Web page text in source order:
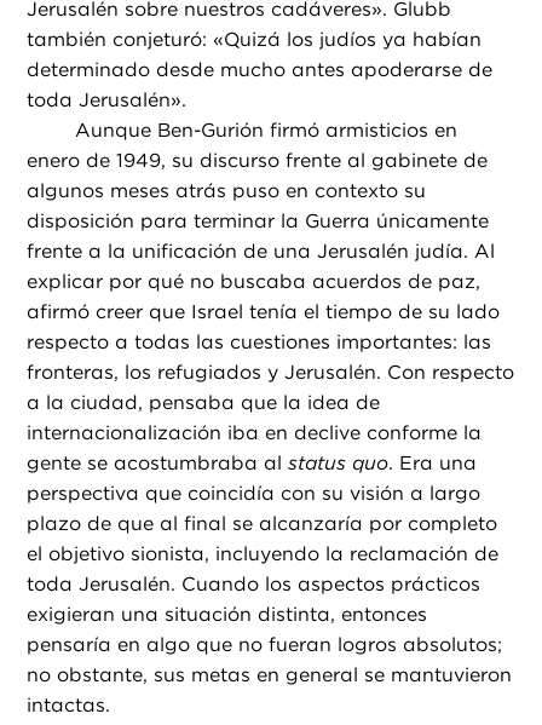
Jerusalén sobre nuestros cadáveres». Glubb
también conjeturó: «Quizá los judíos ya habían
determinado desde mucho antes apoderarse de
toda Jerusalén».
Aunque Ben-Gurión firmó armisticios en
enero de 1949, su discurso frente al gabinete de
algunos meses atrás puso en contexto su
disposición para terminar la Guerra únicamente
frente a la unificación de una Jerusalén judía. Al
explicar por qué no buscaba acuerdos de paz,
afirmó creer que Israel tenía el tiempo de su lado
respecto a todas las cuestiones importantes: las
fronteras, los refugiados y Jerusalén. Con respecto
a la ciudad, pensaba que la idea de
internacionalización iba en declive conforme la
gente se acostumbraba alstatus quo. Era una
perspectiva que coincidía con su visión a largo
plazo de que al final se alcanzaría por completo
el objetivo sionista, incluyendo la reclamación de
toda Jerusalén. Cuando los aspectos prácticos
exigieran una situación distinta, entonces
pensaría en algo que no fueran logros absolutos;
no obstante, sus metas en general se mantuvieron
intactas.